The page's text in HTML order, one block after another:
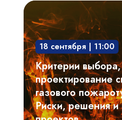
Критерии
выбора,
проектирование
системы
газового
пожаротушения.
Риски,
решения
и
18 сентября | 11:00
Критерии выбора,
проектирование
газового
Риски, решения